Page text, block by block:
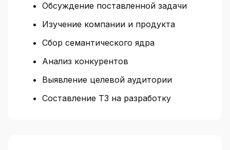
Обсуждение поставленной задачи
Изучение компании и продукта
Сбор семантического ядра
Анализ конкурентов
Выявление целевой аудитории
Составление ТЗ на разработку